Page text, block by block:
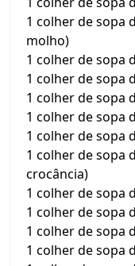
1 colher de sopa
molho)
1 colher de sopa
1 colher de sopa
1 colher de sopa
1 colher de sopa
1 colher de sopa
1 colher de sopa
crocância)
1 colher de sopa
1 colher de sopa
1 colher de sopa
1 colher de sopa